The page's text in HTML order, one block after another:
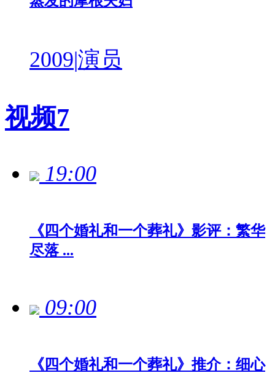
2009|演员
视频7
19:00
《四个婚礼和一个葬礼》影评：繁华
尽落 ...
09:00
《四个婚礼和一个葬礼》推介：细心